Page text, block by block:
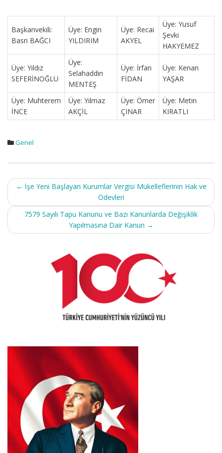
Başkanvekili:
Basri BAĞCI
Üye: Engin
YILDIRIM
Üye: Recai
AKYEL
Üye: Yusuf
Şevki
HAKYEMEZ
Üye: Yıldız
SEFERİNOĞLU
Üye:
Selahaddin
MENTEŞ
Üye: İrfan
FİDAN
Üye: Kenan
YAŞAR
Üye: Muhterem
İNCE
Üye: Yılmaz
AKÇİL
Üye: Ömer
ÇINAR
Üye: Metin
KIRATLI
Genel
Post
navigation
← İşe Yeni Başlayan Kurumlar Vergisi Mükelleflerinin Hak ve
Ödevleri
7579 Sayılı Tapu Kanunu ve Bazı Kanunlarda Değişiklik
Yapılmasına Dair Kanun →